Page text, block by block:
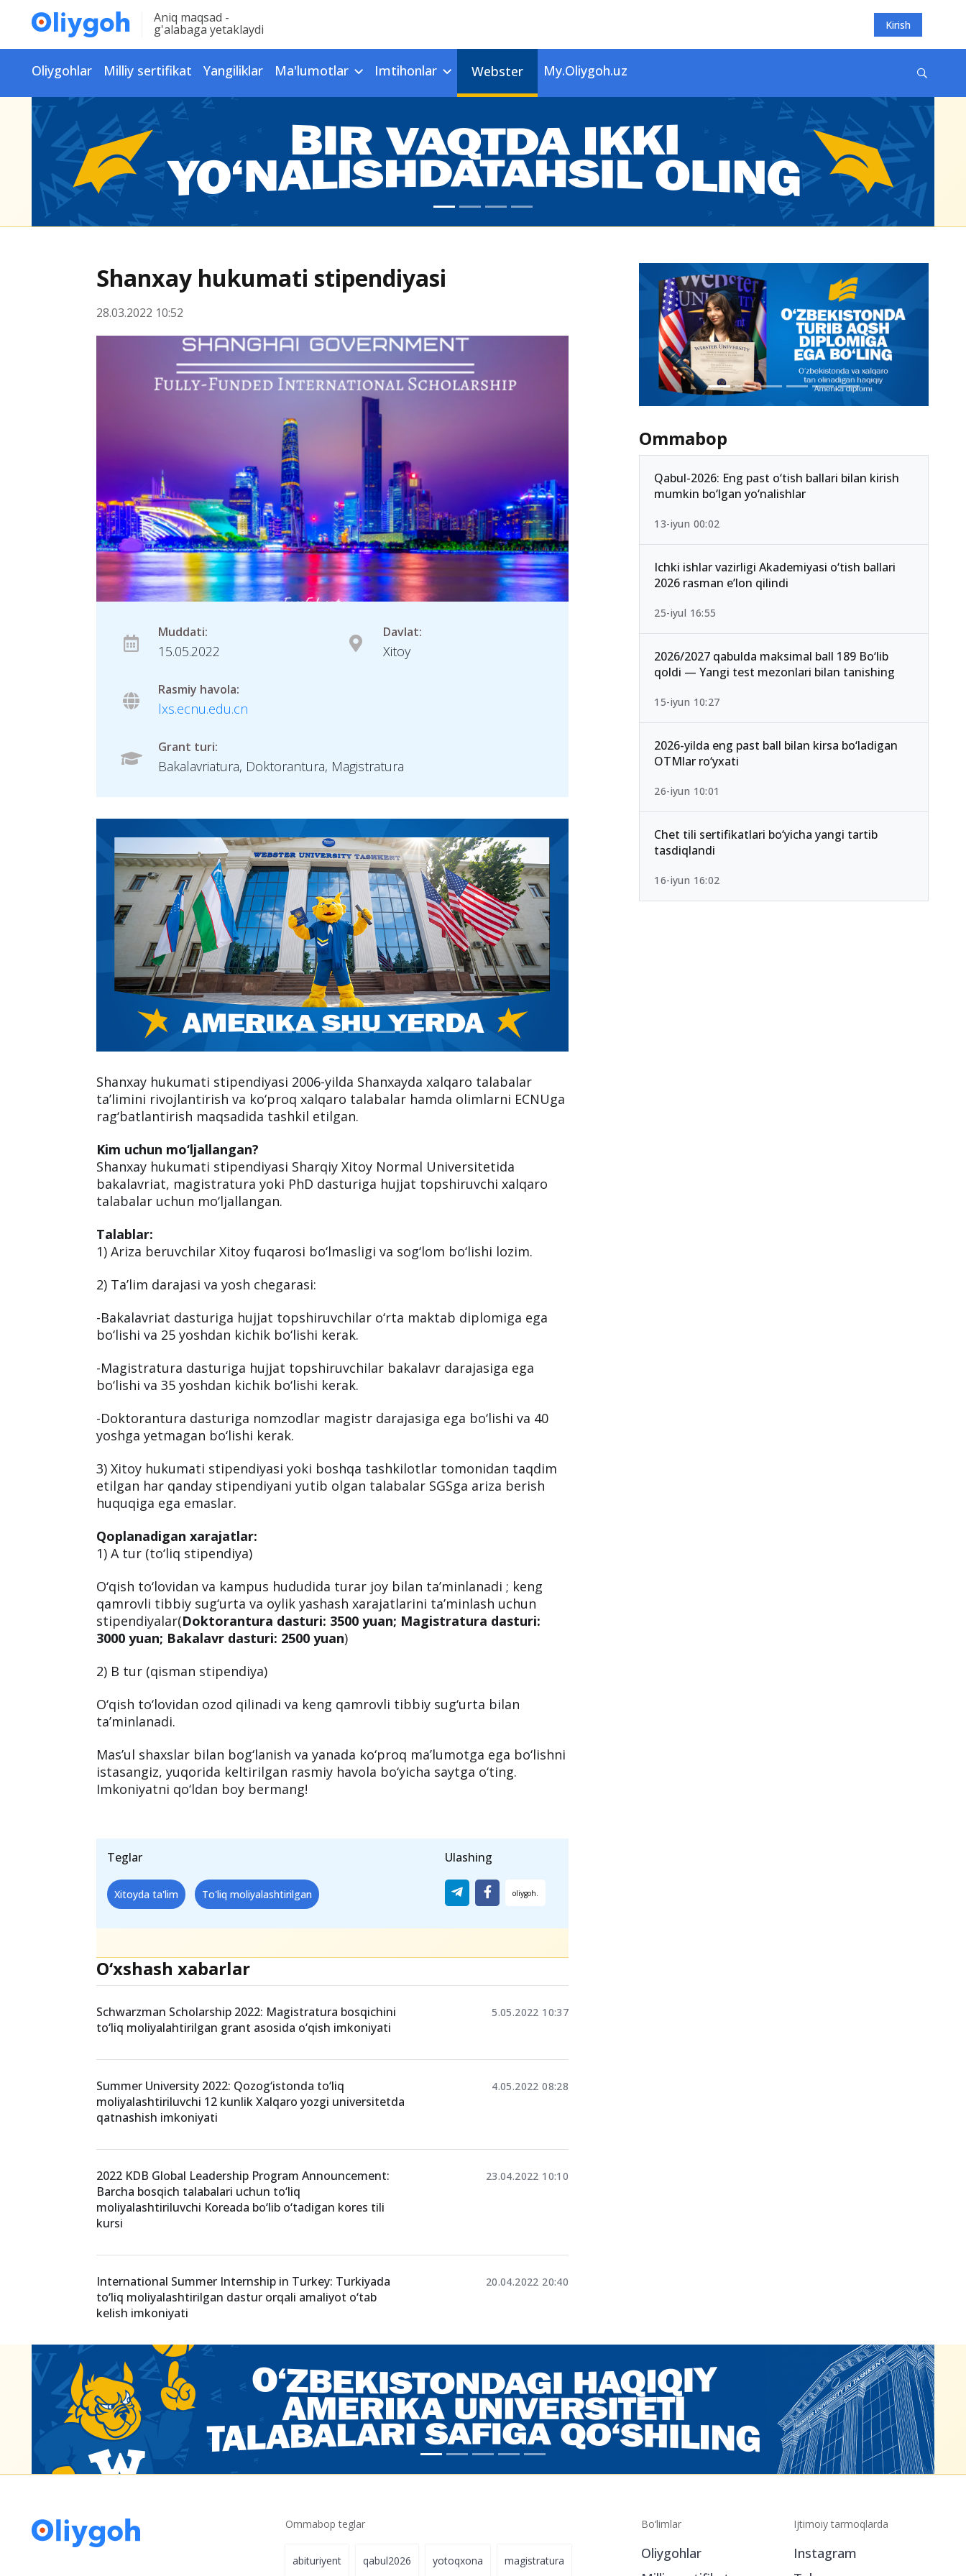
Aniq maqsad -
g'alabaga yetaklaydi Kirish
Oliygohlar Milliy sertifikat Yangiliklar Ma'lumotlar Imtihonlar Webster My.Oliygoh.uz
Shanxay hukumati stipendiyasi
28.03.2022 10:52
Muddati:
15.05.2022
Davlat:
Xitoy
Rasmiy havola:
lxs.ecnu.edu.cn
Grant turi:
Bakalavriatura, Doktorantura, Magistratura
Shanxay hukumati stipendiyasi 2006-yilda Shanxayda xalqaro talabalar
ta’limini rivojlantirish va ko‘proq xalqaro talabalar hamda olimlarni ECNUga
rag‘batlantirish maqsadida tashkil etilgan.
Kim uchun mo‘ljallangan?
Shanxay hukumati stipendiyasi Sharqiy Xitoy Normal Universitetida
bakalavriat, magistratura yoki PhD dasturiga hujjat topshiruvchi xalqaro
talabalar uchun mo‘ljallangan.
Talablar:
1) Ariza beruvchilar Xitoy fuqarosi bo‘lmasligi va sog‘lom bo‘lishi lozim.
2) Ta’lim darajasi va yosh chegarasi:
-Bakalavriat dasturiga hujjat topshiruvchilar o‘rta maktab diplomiga ega
bo‘lishi va 25 yoshdan kichik bo‘lishi kerak.
-Magistratura dasturiga hujjat topshiruvchilar bakalavr darajasiga ega
bo‘lishi va 35 yoshdan kichik bo‘lishi kerak.
-Doktorantura dasturiga nomzodlar magistr darajasiga ega bo‘lishi va 40
yoshga yetmagan bo‘lishi kerak.
3) Xitoy hukumati stipendiyasi yoki boshqa tashkilotlar tomonidan taqdim
etilgan har qanday stipendiyani yutib olgan talabalar SGSga ariza berish
huquqiga ega emaslar.
Qoplanadigan xarajatlar:
1) A tur (to‘liq stipendiya)
O‘qish to‘lovidan va kampus hududida turar joy bilan ta’minlanadi ; keng
qamrovli tibbiy sug‘urta va oylik yashash xarajatlarini ta’minlash uchun
stipendiyalar(Doktorantura dasturi: 3500 yuan; Magistratura dasturi:
3000 yuan; Bakalavr dasturi: 2500 yuan)
2) B tur (qisman stipendiya)
O‘qish to‘lovidan ozod qilinadi va keng qamrovli tibbiy sug‘urta bilan
ta’minlanadi.
Mas’ul shaxslar bilan bog‘lanish va yanada ko‘proq ma’lumotga ega bo‘lishni
istasangiz, yuqorida keltirilgan rasmiy havola bo‘yicha saytga o‘ting.
Imkoniyatni qo‘ldan boy bermang!
Teglar
Xitoyda ta'lim To'liq moliyalashtirilgan
Ulashing
O‘xshash xabarlar
Schwarzman Scholarship 2022: Magistratura bosqichini
to‘liq moliyalahtirilgan grant asosida o‘qish imkoniyati
5.05.2022 10:37
Summer University 2022: Qozog‘istonda to‘liq
moliyalashtiriluvchi 12 kunlik Xalqaro yozgi universitetda
qatnashish imkoniyati
4.05.2022 08:28
2022 KDB Global Leadership Program Announcement:
Barcha bosqich talabalari uchun to‘liq
moliyalashtiriluvchi Koreada bo‘lib o‘tadigan kores tili
kursi
23.04.2022 10:10
International Summer Internship in Turkey: Turkiyada
to‘liq moliyalashtirilgan dastur orqali amaliyot o‘tab
kelish imkoniyati
20.04.2022 20:40
Ommabop
Qabul-2026: Eng past o‘tish ballari bilan kirish
mumkin bo‘lgan yo‘nalishlar
13-iyun 00:02
Ichki ishlar vazirligi Akademiyasi o‘tish ballari
2026 rasman e’lon qilindi
25-iyul 16:55
2026/2027 qabulda maksimal ball 189 Bo‘lib
qoldi — Yangi test mezonlari bilan tanishing
15-iyun 10:27
2026-yilda eng past ball bilan kirsa bo‘ladigan
OTMlar ro‘yxati
26-iyun 10:01
Chet tili sertifikatlari bo‘yicha yangi tartib
tasdiqlandi
16-iyun 16:02
Ommabop teglar
abituriyent qabul2026 yotoqxona magistratura
Bo‘limlar
Oliygohlar
Ijtimoiy tarmoqlarda
Instagram